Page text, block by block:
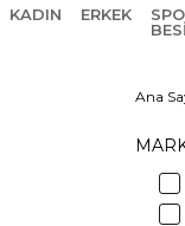
KADIN ERKEK
Ana